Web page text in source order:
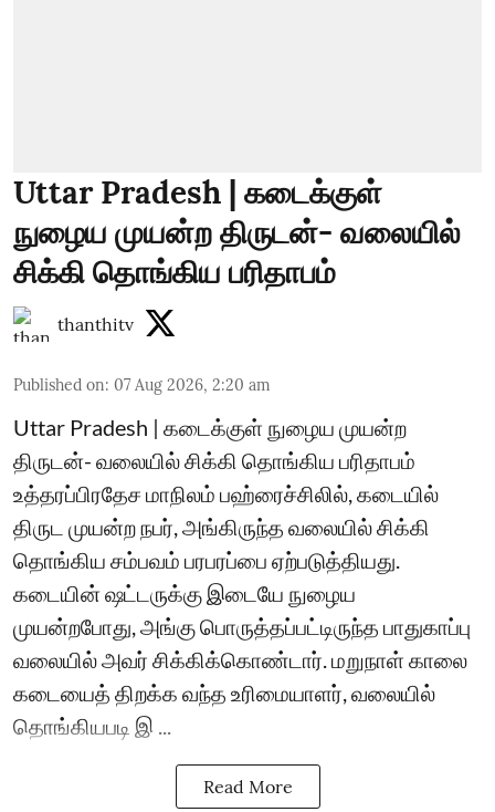
Uttar Pradesh | கடைக்குள்
நுழைய முயன்ற திருடன்- வலையில்
சிக்கி தொங்கிய பரிதாபம்
thanthitv
Published on: 07 Aug 2026, 2:20 am
Uttar Pradesh | கடைக்குள் நுழைய முயன்ற
திருடன்- வலையில் சிக்கி தொங்கிய பரிதாபம்
உத்தரப்பிரதேச மாநிலம் பஹ்ரைச்சிலில், கடையில்
திருட முயன்ற நபர், அங்கிருந்த வலையில் சிக்கி
தொங்கிய சம்பவம் பரபரப்பை ஏற்படுத்தியது.
கடையின் ஷட்டருக்கு இடையே நுழைய
முயன்றபோது, அங்கு பொருத்தப்பட்டிருந்த பாதுகாப்பு
வலையில் அவர் சிக்கிக்கொண்டார். மறுநாள் காலை
கடையைத் திறக்க வந்த உரிமையாளர், வலையில்
தொங்கியபடி இ ...
Read More